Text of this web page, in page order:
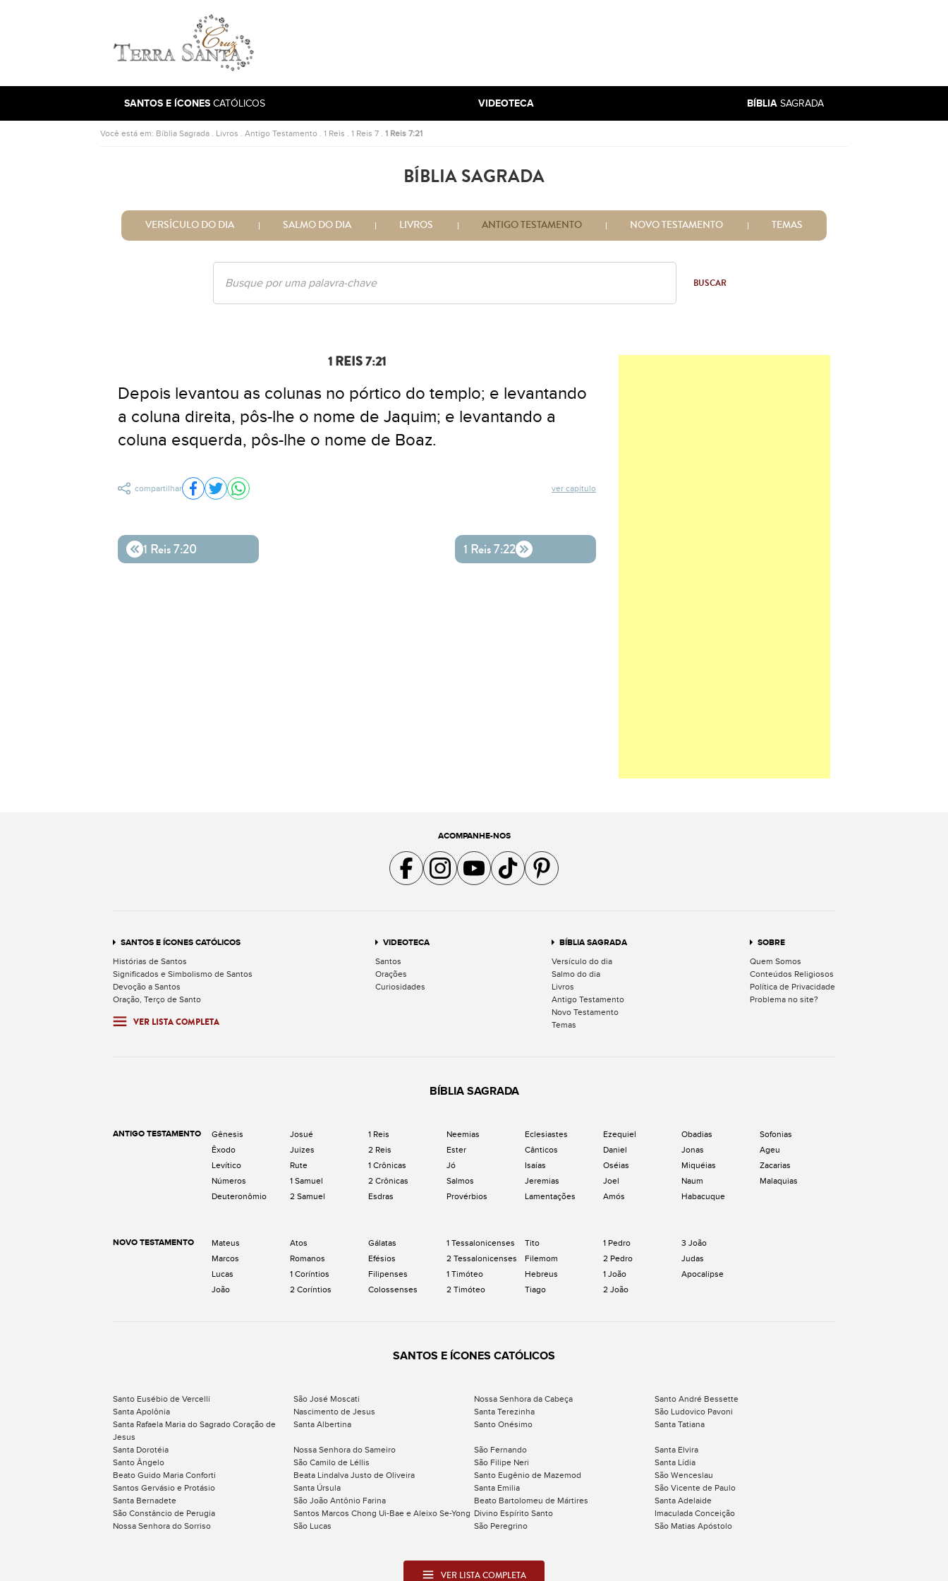
Ir para a página inicial
SANTOS E ÍCONES CATÓLICOS VIDEOTECA BÍBLIA SAGRADA
Você está em: Bíblia Sagrada . Livros . Antigo Testamento . 1 Reis . 1 Reis 7 . 1 Reis 7:21
BÍBLIA SAGRADA
VERSÍCULO DO DIA SALMO DO DIA LIVROS ANTIGO TESTAMENTO NOVO TESTAMENTO TEMAS
BUSCAR
1 REIS 7:21
Depois levantou as colunas no pórtico do templo; e levantando
a coluna direita, pôs-lhe o nome de Jaquim; e levantando a
coluna esquerda, pôs-lhe o nome de Boaz.
ver capítulo
compartilhar Compartilhar no Facebook
Compartilhar no Twitter
Compartilhar no WhatsApp
1 Reis 7:20 1 Reis 7:22
ACOMPANHE-NOS
Acompanhe a gente no Facebook
Acompanhe a gente no Instagram
Acompanhe a gente no YouTube
Acompanhe a gente no TikTok
Acompanhe a gente no Pinterest
SANTOS E ÍCONES CATÓLICOS
Histórias de Santos
Significados e Simbolismo de Santos
Devoção a Santos
Oração, Terço de Santo
VER LISTA COMPLETA
VIDEOTECA
Santos
Orações
Curiosidades
BÍBLIA SAGRADA
Versículo do dia
Salmo do dia
Livros
Antigo Testamento
Novo Testamento
Temas
SOBRE
Quem Somos
Conteúdos Religiosos
Política de Privacidade
Problema no site?
BÍBLIA SAGRADA
ANTIGO TESTAMENTO
Gênesis
Êxodo
Levítico
Números
Deuteronômio
Josué
Juizes
Rute
1 Samuel
2 Samuel
1 Reis
2 Reis
1 Crônicas
2 Crônicas
Esdras
Neemias
Ester
Jó
Salmos
Provérbios
Eclesiastes
Cânticos
Isaías
Jeremias
Lamentações
Ezequiel
Daniel
Oséias
Joel
Amós
Obadias
Jonas
Miquéias
Naum
Habacuque
Sofonias
Ageu
Zacarias
Malaquias
NOVO TESTAMENTO
Mateus
Marcos
Lucas
João
Atos
Romanos
1 Coríntios
2 Coríntios
Gálatas
Efésios
Filipenses
Colossenses
1 Tessalonicenses
2 Tessalonicenses
1 Timóteo
2 Timóteo
Tito
Filemom
Hebreus
Tiago
1 Pedro
2 Pedro
1 João
2 João
3 João
Judas
Apocalipse
SANTOS E ÍCONES CATÓLICOS
Santo Eusébio de Vercelli São José Moscati Nossa Senhora da Cabeça
Santo André Bessette
Santa Apolônia
Nascimento de Jesus Santa Terezinha
São Ludovico Pavoni
Santa Rafaela Maria do Sagrado Coração de
Jesus
Santa Albertina Santo Onésimo Santa Tatiana
Santa Dorotéia Nossa Senhora do Sameiro São Fernando
Santa Elvira
Santo Ângelo
São Camilo de Léllis São Filipe Neri
Santa Lídia
Beato Guido Maria Conforti
Beata Lindalva Justo de Oliveira Santo Eugênio de Mazemod
São Wenceslau
Santos Gervásio e Protásio
Santa Úrsula Santa Emilia
São Vicente de Paulo
Santa Bernadete
São João Antônio Farina Beato Bartolomeu de Mártires
Santa Adelaide
São Constâncio de Perugia
Santos Marcos Chong Ui-Bae e Aleixo Se-Yong Divino Espírito Santo
Imaculada Conceição
Nossa Senhora do Sorriso
São Lucas São Peregrino São Matias Apóstolo
VER LISTA COMPLETA